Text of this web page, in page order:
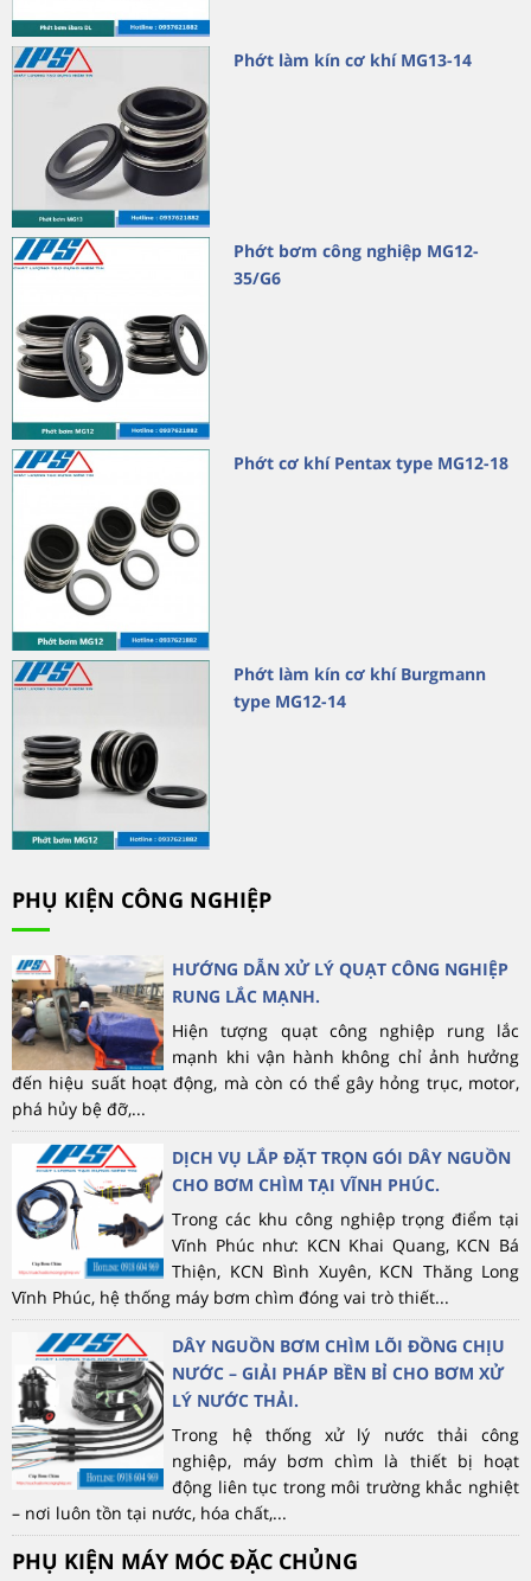
Phớt làm kín cơ khí MG13-14
Phớt bơm công nghiệp MG12-
35/G6
Phớt cơ khí Pentax type MG12-18
Phớt làm kín cơ khí Burgmann
type MG12-14
PHỤ KIỆN CÔNG NGHIỆP
HƯỚNG DẪN XỬ LÝ QUẠT CÔNG NGHIỆP
RUNG LẮC MẠNH.
Hiện tượng quạt công nghiệp rung lắc
mạnh khi vận hành không chỉ ảnh hưởng
đến hiệu suất hoạt động, mà còn có thể gây hỏng trục, motor,
phá hủy bệ đỡ,...
DỊCH VỤ LẮP ĐẶT TRỌN GÓI DÂY NGUỒN
CHO BƠM CHÌM TẠI VĨNH PHÚC.
Trong các khu công nghiệp trọng điểm tại
Vĩnh Phúc như: KCN Khai Quang, KCN Bá
Thiện, KCN Bình Xuyên, KCN Thăng Long
Vĩnh Phúc, hệ thống máy bơm chìm đóng vai trò thiết...
DÂY NGUỒN BƠM CHÌM LÕI ĐỒNG CHỊU
NƯỚC – GIẢI PHÁP BỀN BỈ CHO BƠM XỬ
LÝ NƯỚC THẢI.
Trong hệ thống xử lý nước thải công
nghiệp, máy bơm chìm là thiết bị hoạt
động liên tục trong môi trường khắc nghiệt
– nơi luôn tồn tại nước, hóa chất,...
PHỤ KIỆN MÁY MÓC ĐẶC CHỦNG